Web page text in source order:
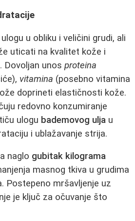
u obliku i veličini grudi, ali
uticati na kvalitet kože i
Dovoljan unos proteina
vitamina (posebno vitamina
doprineti elastičnosti kože.
redovno konzumiranje
ulogu bademovog ulja u
i ublažavanje strija.
naglo gubitak kilograma
masnog tkiva u grudima
Postepeno mršavljenje uz
je ključ za očuvanje što